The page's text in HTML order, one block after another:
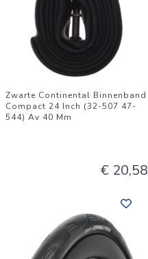
Zwarte Continental Binnenband
Compact 24 Inch (32-507 47-
544) Av 40 Mm
€ 20,58